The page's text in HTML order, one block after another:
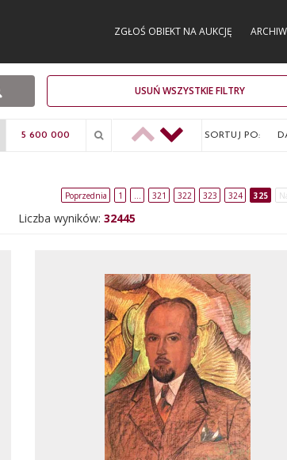
ZGŁOŚ OBIEKT NA AUKCJĘ
USUŃ WSZYSTKIE FILTRY
SORTUJ PO:
Poprzednia 1 321 322 323 324 325
Liczba wyników: 32445